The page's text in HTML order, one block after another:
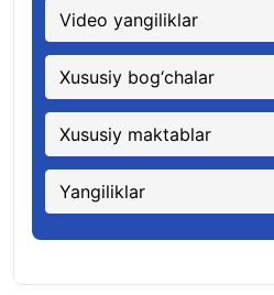
Video yangiliklar
Xususiy bog‘chalar
Xususiy maktablar
Yangiliklar